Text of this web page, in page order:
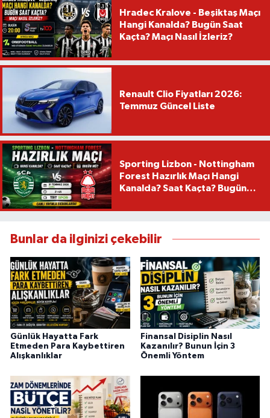
Hradec Kralove - Beşiktaş Maçı
Hangi Kanalda? Bugün Saat
Kaçta? Maçı Nasıl İzleriz?
Renault Clio Fiyatları 2026:
Temmuz Güncel Liste
Sporting Lizbon - Nottingham
Forest Hazırlık Maçı Hangi
Kanalda? Saat Kaçta? Bugün
Bunlar da ilginizi çekebilir
Günlük Hayatta Fark
Etmeden Para Kaybettiren
Alışkanlıklar
Finansal Disiplin Nasıl
Kazanılır? Bunun İçin 3
Önemli Yöntem